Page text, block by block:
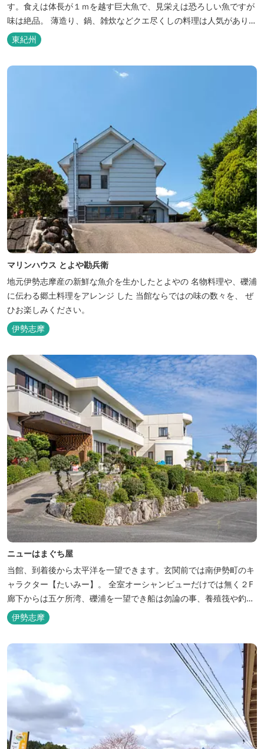
す。食えは体長が１ｍを越す巨大魚で、見栄えは恐ろしい魚ですが
味は絶品。 薄造り、鍋、雑炊などクエ尽くしの料理は人気がありま
す。ぜひご賞味ください（料理だけでも歌。また、宿泊者には船で
の無料遊覧サービス（１時間）を行ないます。
東紀州
マリンハウス とよや勘兵衛
地元伊勢志摩産の新鮮な魚介を生かしたとよやの 名物料理や、礫浦
に伝わる郷土料理をアレンジ した 当館ならではの味の数々を、 ぜ
ひお楽しみください。
伊勢志摩
ニューはまぐち屋
当館、到着後から太平洋を一望できます。玄関前では南伊勢町のキ
ャラクター【たいみー】。 全室オーシャンビューだけでは無く２F
廊下からは五ケ所湾、礫浦を一望でき船は勿論の事、養殖筏や釣り
堀筏などみる事ができます。 当館一押しのお部屋【大島】からは太
平洋を一望。マグロの養殖筏、夜には漁師さん達の船の光がみえ対
伊勢志摩